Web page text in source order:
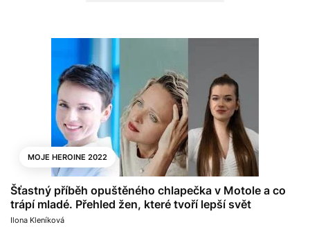
MOJE HEROINE 2022
Šťastný příběh opuštěného chlapečka v Motole a co
trápí mladé. Přehled žen, které tvoří lepší svět
Ilona Kleníková